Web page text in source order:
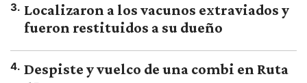
3. Localizaron a los vacunos extraviados y
fueron restituidos a su dueño
4. Despiste y vuelco de una combi en Ruta